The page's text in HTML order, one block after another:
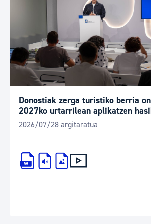
Donostiak zerga turistiko berria
2027ko urtarrilean aplikatzen
2026/07/28 argitaratua